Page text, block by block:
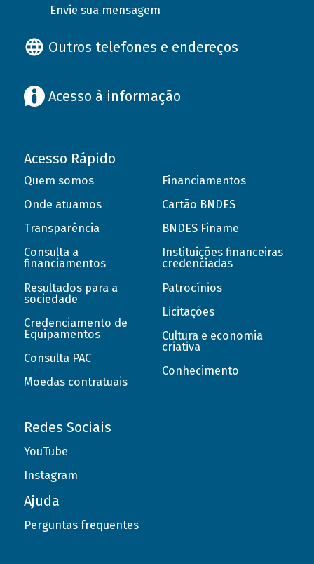
Envie sua mensagem
Outros telefones e endereços
Acesso à informação
Acesso Rápido
Quem somos
Onde atuamos
Transparência
Consulta a
financiamentos
Resultados para a
sociedade
Credenciamento de
Equipamentos
Consulta PAC
Moedas contratuais
Financiamentos
Cartão BNDES
BNDES Finame
Instituições financeiras
credenciadas
Patrocínios
Licitações
Cultura e economia
criativa
Conhecimento
Redes Sociais
YouTube
Instagram
Ajuda
Perguntas frequentes